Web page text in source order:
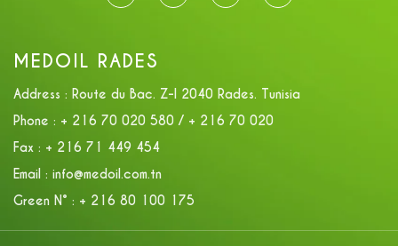
MEDOIL RADES
Address : Route du Bac. Z-I 2040 Rades. Tunisia
Phone : + 216 70 020 580 / + 216 70 020
Fax : + 216 71 449 454
Email : info@medoil.com.tn
Green N° : + 216 80 100 175